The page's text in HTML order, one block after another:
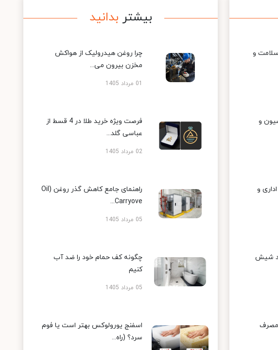
سلامت و
و
و
شیش
مصرف
بیشتر بدانید
چرا روغن هیدرولیک از هواکش
مخزن بیرون می...
01 مرداد 1405
فرصت ویژه خرید طلا در 4 قسط از
عباسی گلد...
02 مرداد 1405
راهنمای جامع کاهش گذر روغن (Oil
Carryove...
05 مرداد 1405
چگونه کف حمام خود را ضد آب
کنیم
05 مرداد 1405
اسفنج یورولوکس بهتر است یا فوم
سرد؟ (راه...